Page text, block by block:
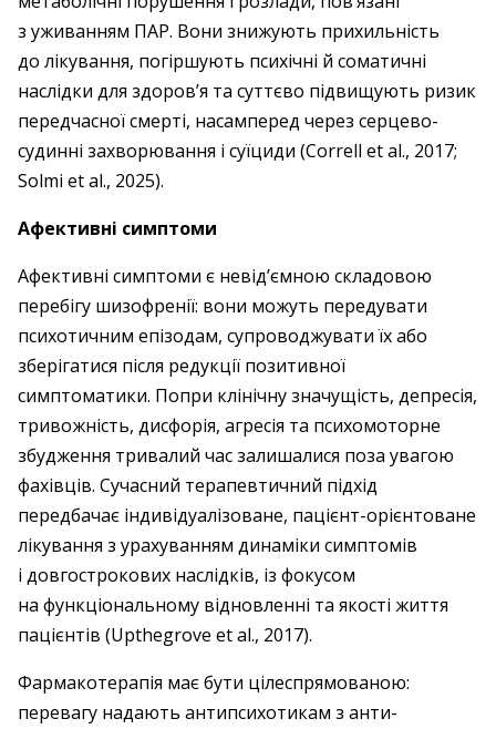
з уживанням ПАР. Вони знижують прихильність
до лікування, погіршують психічні й соматичні
наслідки для здоров’я та суттєво підвищують ризик
передчасної смерті, насамперед через серцево-
судинні захворювання і суїциди (Correll et al., 2017;
Solmi et al., 2025).
Афективні симптоми
Афективні симптоми є невід’ємною складовою
перебігу шизофренії: вони можуть передувати
психотичним епізодам, супрово­джувати їх або
зберігатися після редукції позитивної
симптоматики. Попри клінічну значущість, депресія,
тривожність, дисфорія, агресія та психомоторне
збу­дження тривалий час залишалися поза увагою
фахівців. Сучасний терапевтичний підхід
передбачає індивідуалізоване, пацієнт-­орієнтоване
лікування з урахуванням динаміки симптомів
і довгострокових наслідків, із фокусом
на функціональному відновленні та якості життя
пацієнтів (Upthegrove et al., 2017).
Фармакотерапія має бути цілеспрямованою:
перевагу надають антипсихотикам з анти­